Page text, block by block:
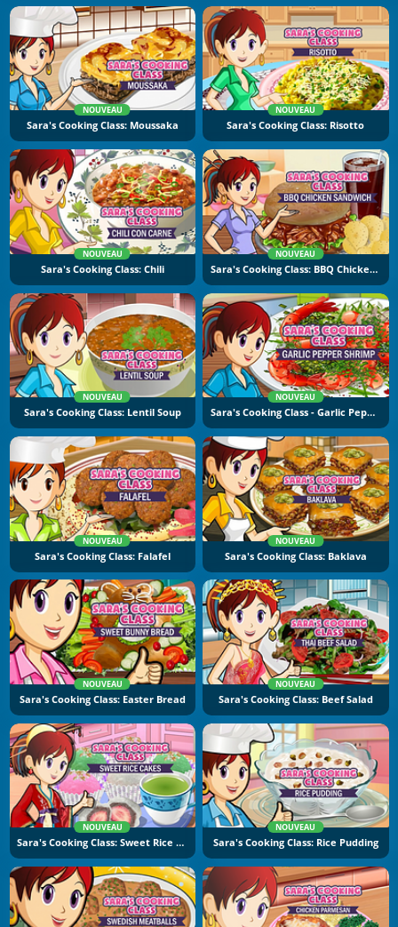
NOUVEAU
Sara's Cooking Class: Moussaka
NOUVEAU
Sara's Cooking Class: Risotto
NOUVEAU
Sara's Cooking Class: Chili
NOUVEAU
Sara's Cooking Class: BBQ Chicken Sandwich
NOUVEAU
Sara's Cooking Class: Lentil Soup
NOUVEAU
Sara's Cooking Class - Garlic Pepper Shrimp
NOUVEAU
Sara's Cooking Class: Falafel
NOUVEAU
Sara's Cooking Class: Baklava
NOUVEAU
Sara's Cooking Class: Easter Bread
NOUVEAU
Sara's Cooking Class: Beef Salad
NOUVEAU
Sara's Cooking Class: Sweet Rice Cakes
NOUVEAU
Sara's Cooking Class: Rice Pudding